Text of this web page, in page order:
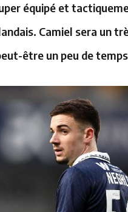
équipé et
Camiel sera un
être un peu de